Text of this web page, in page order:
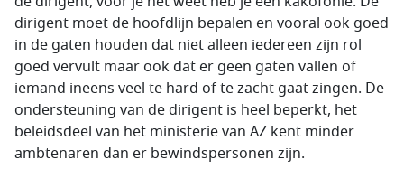
dirigent moet de hoofdlijn bepalen en vooral ook goed
in de gaten houden dat niet alleen iedereen zijn rol
goed vervult maar ook dat er geen gaten vallen of
iemand ineens veel te hard of te zacht gaat zingen. De
ondersteuning van de dirigent is heel beperkt, het
beleidsdeel van het ministerie van AZ kent minder
ambtenaren dan er bewindspersonen zijn.